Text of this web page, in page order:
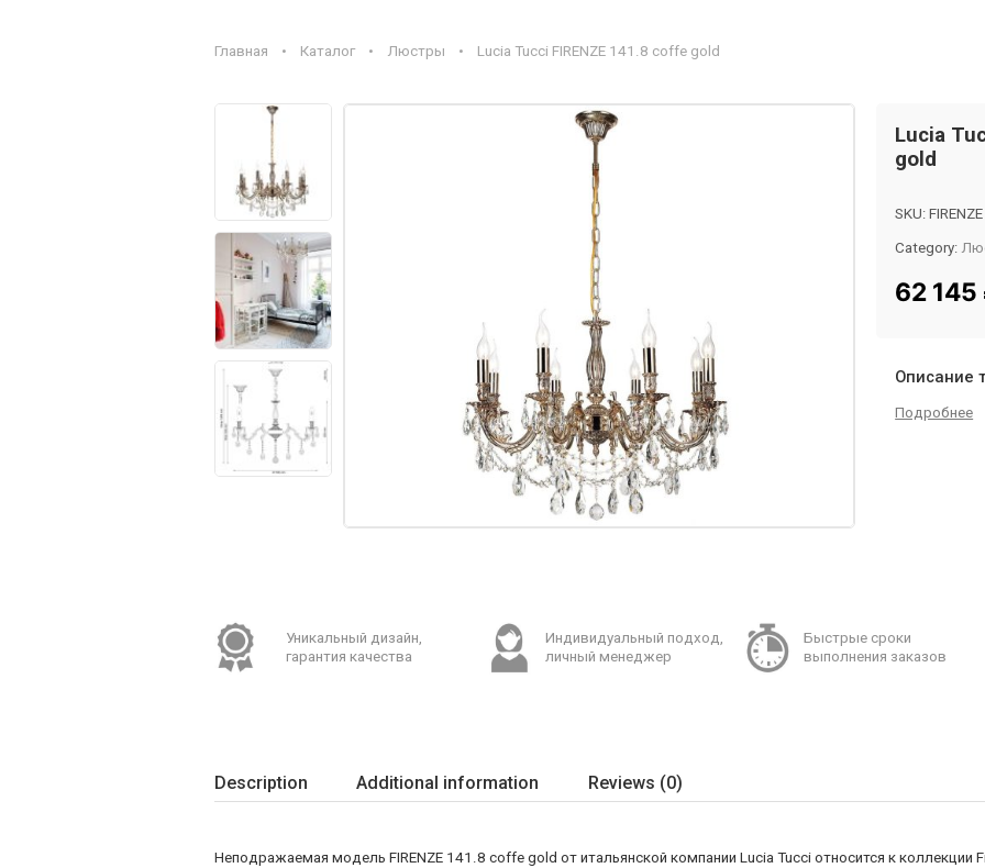
Главная • Каталог• Люстры • Lucia Tucci FIRENZE 141.8 coffe gold
Lucia
gold
SKU:
Category:
Tag:
62 145
Описание
Подробнее
Уникальный дизайн,
гарантия качества
Индивидуальный подход,
личный менеджер
Быстрые сроки
выполнения заказов
Description Additional information Reviews (0)
Неподражаемая модель FIRENZE 141.8 coffe gold от итальянской компании Lucia Tucci относится к коллекции